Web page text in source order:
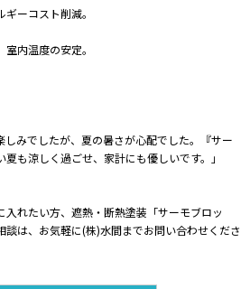
ーコスト削減。
内温度の安定。
しみでしたが、夏の暑さが心配でした。『サー
も涼しく過ごせ、家計にも優しいです。」
れたい方、遮熱・断熱塗装「サーモブロッ
談は、お気軽に(株)水間までお問い合わせくださ